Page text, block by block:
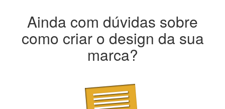
Ainda com dúvidas sobre
como criar o design da sua
marca?